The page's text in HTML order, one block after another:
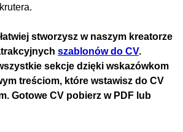
stworzysz w naszym kreatorze
szablonów do CV.
sekcje dzięki wskazówkom
treściom, które wstawisz do CV
Gotowe CV pobierz w PDF lub